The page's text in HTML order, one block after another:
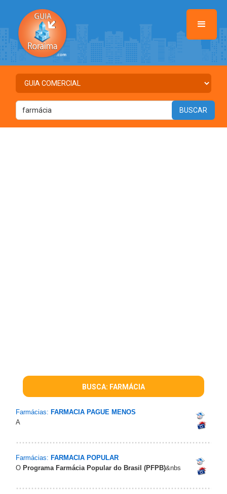
BUSCA: FARMÁCIA
Farmácias: FARMACIA PAGUE MENOS
A
Farmácias: FARMACIA POPULAR
O Programa Farmácia Popular do Brasil (PFPB)&nbs